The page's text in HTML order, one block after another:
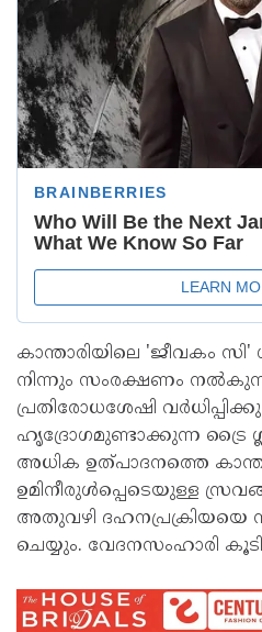
കാന്താരിയിലെ 'ജീവകം
നിന്നും സംരക്ഷണം
പ്രതിരോധശേഷി
ഹൃദ്രോഗമുണ്ടാക്കുന്ന
അധിക ഉത്പാദനത്തെ
ഉമിനീരുള്‍പ്പെടെയുള്ള
അതുവഴി
ചെയ്യും. വേദനസംഹാരി